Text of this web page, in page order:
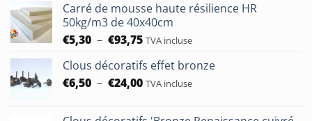
prix :
€8,25
à
Carré de mousse haute résilience HR
50kg/m3 de 40x40cm
€5,30 – €93,75Plage
prix :
€5,30
€93,75
TVA incluse
Clous décoratifs effet bronze
€6,50 – €24,00Plage
TVA incluse